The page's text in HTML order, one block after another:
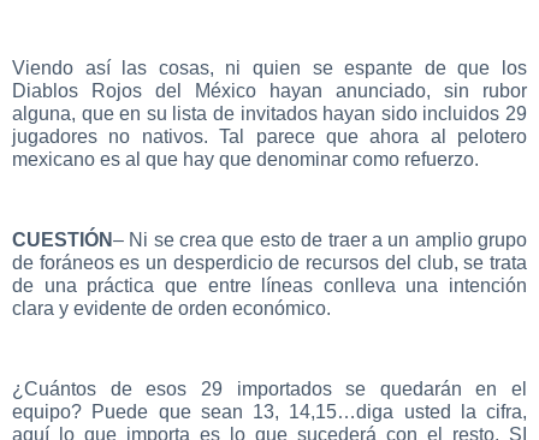
Viendo así las cosas, ni quien se espante de que los
Diablos Rojos del México hayan anunciado, sin rubor
alguna, que en su lista de invitados hayan sido incluidos 29
jugadores no nativos. Tal parece que ahora al pelotero
mexicano es al que hay que denominar como refuerzo.
CUESTIÓN– Ni se crea que esto de traer a un amplio grupo
de foráneos es un desperdicio de recursos del club, se trata
de una práctica que entre líneas conlleva una intención
clara y evidente de orden económico.
¿Cuántos de esos 29 importados se quedarán en el
equipo? Puede que sean 13, 14,15…diga usted la cifra,
aquí lo que importa es lo que sucederá con el resto. SI